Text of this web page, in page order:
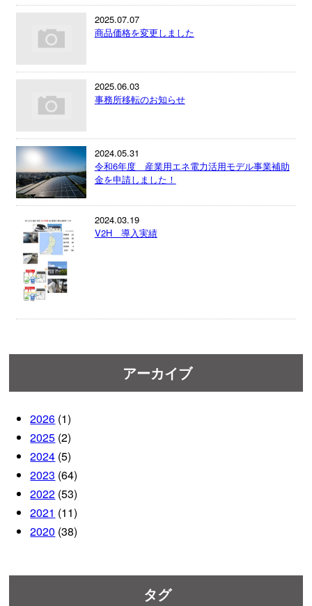
2025.07.07
商品価格を変更しました
2025.06.03
事務所移転のお知らせ
2024.05.31
令和6年度 産業用エネ電力活用モデル事業補助
金を申請しました！
2024.03.19
V2H 導入実績
アーカイブ
2026 (1)
2025 (2)
2024 (5)
2023 (64)
2022 (53)
2021 (11)
2020 (38)
タグ